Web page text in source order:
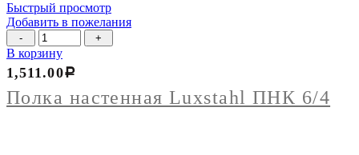
Быстрый просмотр
Добавить в пожелания
Количество
товара
Полка
настенная
Luxstahl
ПНК
В корзину
Полка настенная Luxstahl ПНК 6/4
1,511.00Р